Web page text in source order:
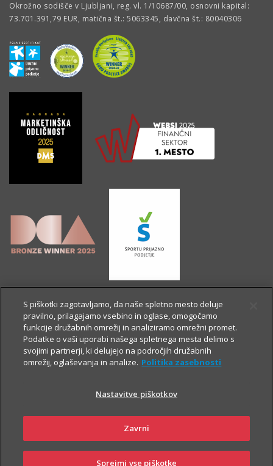
Okrožno sodišče v Ljubljani, reg. vl. 1/10687/00, osnovni kapital:
73.701.391,79 EUR, matična št.: 5063345, davčna št.: 80040306
OSTALE STRANI
S piškotki zagotavljamo, da naše spletno mesto deluje
pravilno, prilagajamo vsebino in oglase, omogočamo
funkcije družabnih omrežij in analiziramo omrežni promet.
Podatke o vaši uporabi našega spletnega mesta delimo s
svojimi partnerji, ki delujejo na področjih družabnih
omrežij, oglaševanja in analize. Politika zasebnosti
Nastavitve piškotkov
Zavrni
Sprejmi vse piškotke